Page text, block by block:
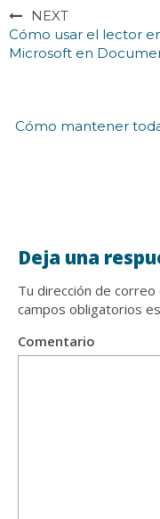
NEXT
Cómo usar el lector
Microsoft en
Cómo mantener
Deja una
Tu dirección de
campos obligatorios
Comentario